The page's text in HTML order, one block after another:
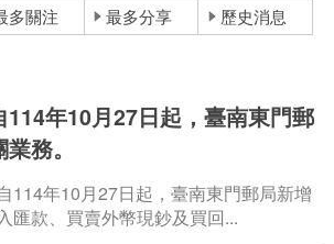
多關注 最多分享 歷史消息
年10月27日起，臺南東門郵
務。
114年10月27日起，臺南東門郵局新增
匯款、買賣外幣現鈔及買回...